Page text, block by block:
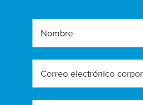
Nombre
Correo electrónico